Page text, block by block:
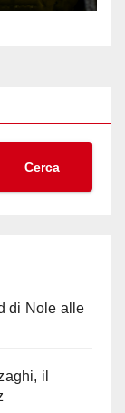
Cerca
di Nole alle
il